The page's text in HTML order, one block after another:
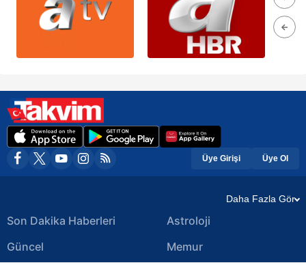
Üye Girişi Üye Ol
Daha Fazla Gör
Son Dakika Haberleri
Güncel
Astroloji
Memur